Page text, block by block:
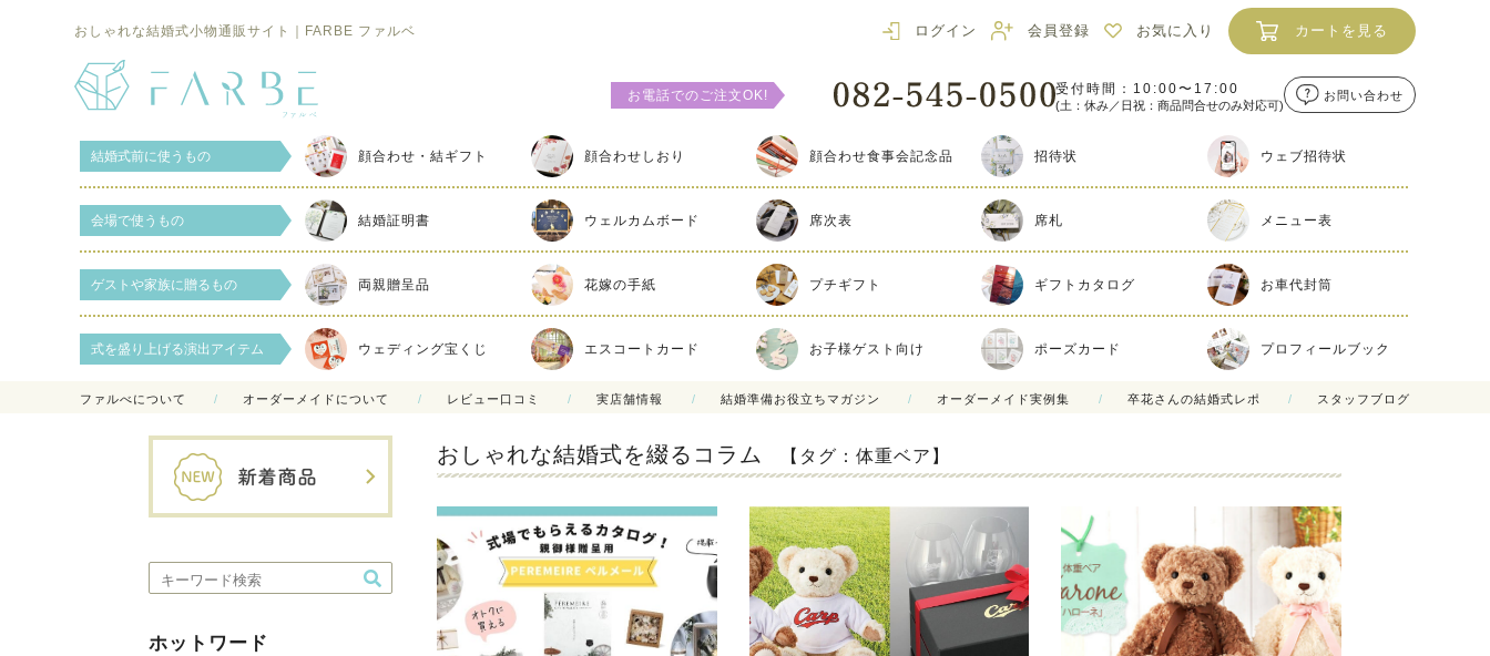
おしゃれな結婚式小物通販サイト｜FARBE ファルベ ログイン 会員登録 お気に入り カートを見る
お電話でのご注文OK! 受付時間：10:00〜17:00
(土：休み／日祝：商品問合せのみ対応可)
お問い合わせ
結婚式前に使うもの 顔合わせ・結ギフト 顔合わせしおり 顔合わせ食事会記念品 招待状 ウェブ招待状
会場で使うもの 結婚証明書 ウェルカムボード 席次表 席札 メニュー表
ゲストや家族に贈るもの 両親贈呈品 花嫁の手紙 プチギフト ギフトカタログ お車代封筒
式を盛り上げる演出アイテム ウェディング宝くじ エスコートカード お子様ゲスト向け ポーズカード プロフィールブック
ファルべについて オーダーメイドについて レビュー口コミ 実店舗情報 結婚準備お役立ちマガジン オーダーメイド実例集 卒花さんの結婚式レポ スタッフブログ
ホットワード
おしゃれな結婚式を綴るコラム 【タグ：体重ベア】